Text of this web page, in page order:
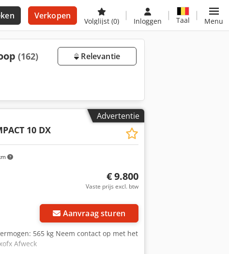
Verkopen
Volglijst (0) Inloggen Taal Menu
(162) Relevantie
Advertentie
10 DX
€ 9.800
Vaste prijs excl. btw
Aanvraag sturen
565 kg Neem contact op met het
Afweck